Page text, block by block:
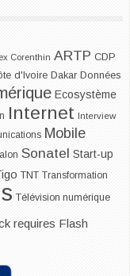
Corenthin ARTP CDP
d'Ivoire Dakar Données
Ecosystème
Internet Interview
Mobile
Sonatel Start-up
TNT Transformation
Télévision numérique
requires Flash